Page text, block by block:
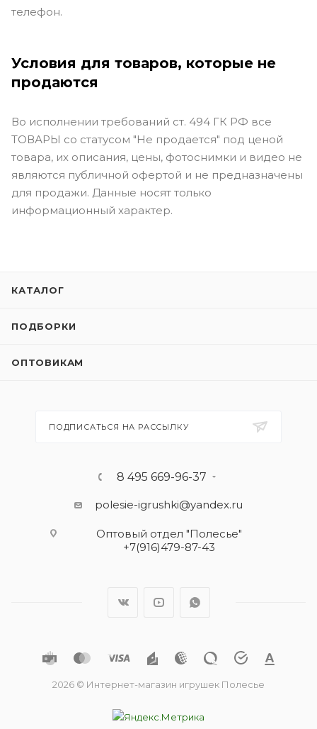
телефон.
Условия для товаров, которые не
продаются
Во исполнении требований ст. 494 ГК РФ все
ТОВАРЫ со статусом "Не продается" под ценой
товара, их описания, цены, фотоснимки и видео не
являются публичной офертой и не предназначены
для продажи. Данные носят только
информационный характер.
КАТАЛОГ
ПОДБОРКИ
ОПТОВИКАМ
ПОДПИСАТЬСЯ НА РАССЫЛКУ
8 495 669-96-37
polesie-igrushki@yandex.ru
Оптовый отдел "Полесье"
+7(916)479-87-43
2026 © Интернет-магазин игрушек Полесье